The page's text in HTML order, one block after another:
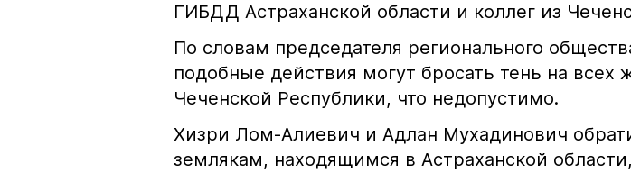
ГИБДД Астраханской области и коллег из
По словам председателя регионального
подобные действия могут бросать тень на всех
Чеченской Республики, что недопустимо.
Хизри Лом-Алиевич и Адлан Мухадинович
землякам, находящимся в Астраханской